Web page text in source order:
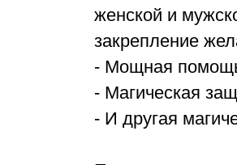
женской и
закрепление
- Мощная
- Магическая
- И другая